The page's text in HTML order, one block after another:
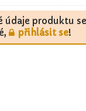
údaje produktu
přihlásit se!